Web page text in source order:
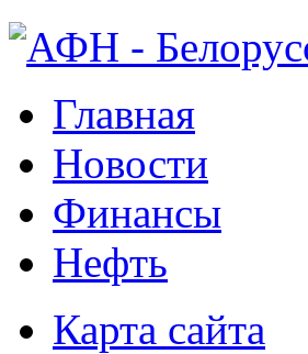
Главная
Новости
Финансы
Нефть
Карта сайта